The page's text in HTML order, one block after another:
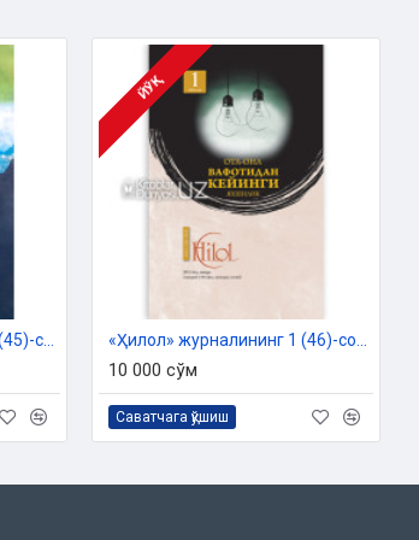
ЙЎҚ
10 000 сўм
Саватчага қўшиш